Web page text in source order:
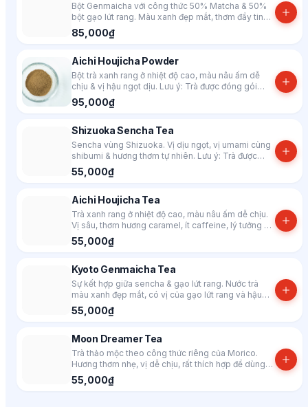
Bột Genmaicha với công thức 50% Matcha & 50%
bột gạo lứt rang. Màu xanh đẹp mắt, thơm đầy tinh
vị trà và gạo lứt rang. Lưu ý: Trà được đóng gói
trong hộp theo màu ngẫu nhiên
85,000₫
Aichi Houjicha Powder
Bột trà xanh rang ở nhiệt độ cao, màu nâu ấm dễ
chịu & vị hậu ngọt dịu. Lưu ý: Trà được đóng gói
trong hộp theo màu ngẫu nhiên
95,000₫
Shizuoka Sencha Tea
Sencha vùng Shizuoka. Vị dịu ngọt, vị umami cùng
shibumi & hương thơm tự nhiên. Lưu ý: Trà được
đóng gói trong hộp theo màu ngẫu nhiên
55,000₫
Aichi Houjicha Tea
Trà xanh rang ở nhiệt độ cao, màu nâu ấm dễ chịu.
Vị sâu, thơm hương caramel, ít caffeine, lý tưởng để
thư giãn sau bữa ăn. Lưu ý: Trà được đóng gói trong
hộp theo màu ngẫu nhiên
55,000₫
Kyoto Genmaicha Tea
Sự kết hợp giữa sencha & gạo lứt rang. Nước trà
màu xanh đẹp mắt, có vị của gạo lứt rang và hậu
ngọt của sencha. Lưu ý: Trà được đóng gói trong
hộp theo màu ngẫu nhiên
55,000₫
Moon Dreamer Tea
Trà thảo mộc theo công thức riêng của Morico.
Hương thơm nhẹ, vị dễ chịu, rất thích hợp để dùng
vào buổi tối, giúp giấc ngủ ngon hơn. Lưu ý: Trà
được đóng gói trong hộp theo màu ngẫu nhiên
55,000₫